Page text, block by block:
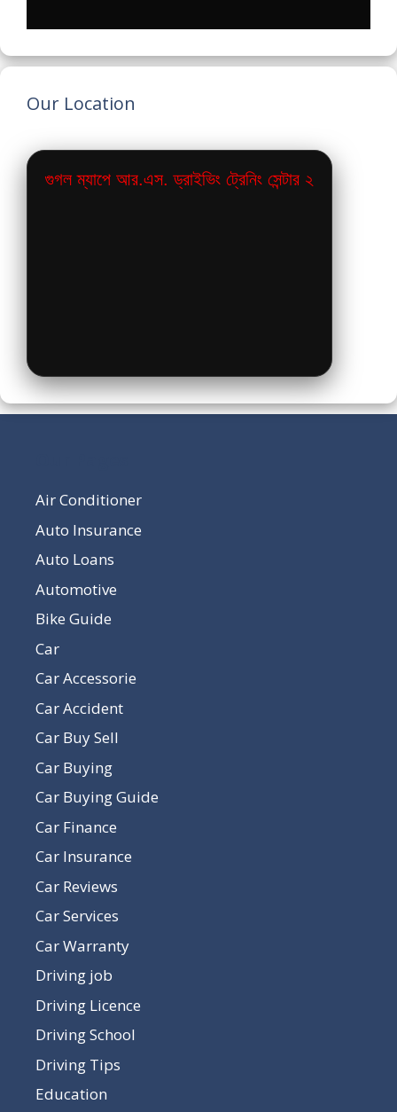
Our Location
গুগল ম্যাপে আর.এস. ড্রাইভিং ট্রেনিং সেন্টার ২
Air Conditioner
Auto Insurance
Auto Loans
Automotive
Bike Guide
Car
Car Accessorie
Car Accident
Car Buy Sell
Car Buying
Car Buying Guide
Car Finance
Car Insurance
Car Reviews
Car Services
Car Warranty
Driving job
Driving Licence
Driving School
Driving Tips
Education